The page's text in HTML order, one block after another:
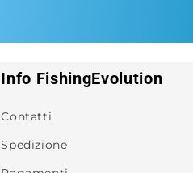
Info FishingEvolution
Contatti
Spedizione